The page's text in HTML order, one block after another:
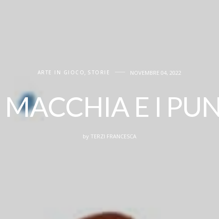
ARTE IN GIOCO STORIE NOVEMBRE 04, 2022
MACCHIA E I
by TERZI FRANCESCA